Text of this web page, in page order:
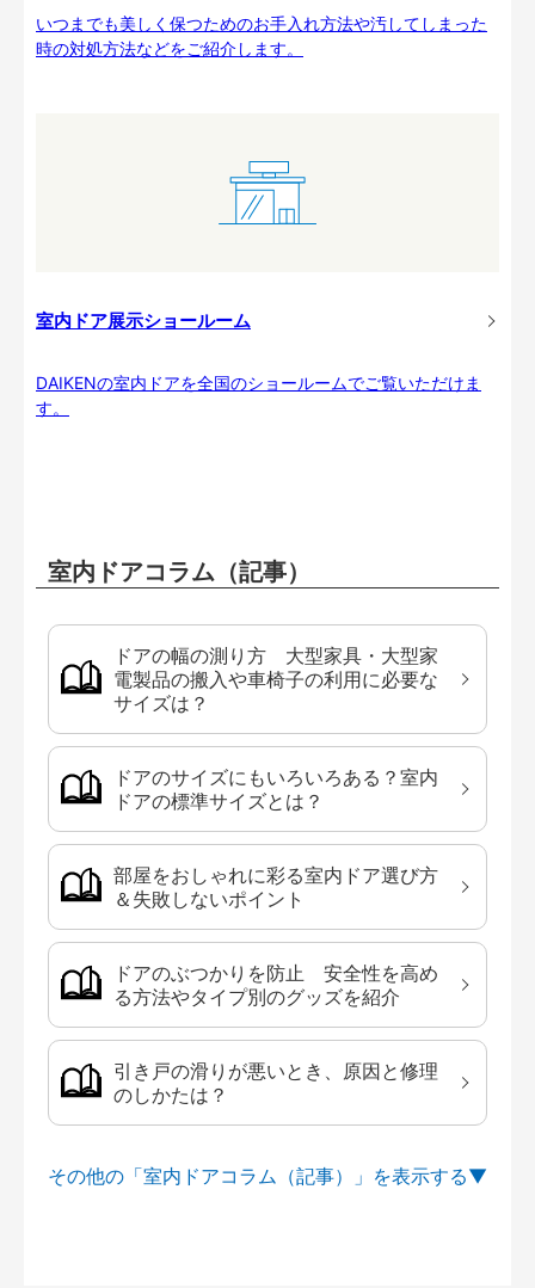
いつまでも美しく保つためのお手入れ方法や汚してしまった
時の対処方法などをご紹介します。
室内ドア展示ショールーム
DAIKENの室内ドアを全国のショールームでご覧いただけま
す。
室内ドアコラム（記事）
ドアの幅の測り方 大型家具・大型家
電製品の搬入や車椅子の利用に必要な
サイズは？
ドアのサイズにもいろいろある？室内
ドアの標準サイズとは？
部屋をおしゃれに彩る室内ドア選び方
＆失敗しないポイント
ドアのぶつかりを防止 安全性を高め
る方法やタイプ別のグッズを紹介
引き戸の滑りが悪いとき、原因と修理
のしかたは？
その他の「室内ドアコラム（記事）」を